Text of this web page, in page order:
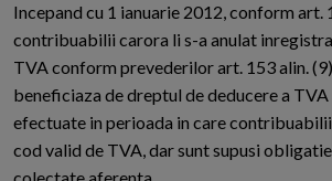
Incepand cu 1 ianuarie 2012, conform art.
contribuabilii carora li s-a anulat
TVA conform prevederilor art. 153 alin. (9)
beneficiaza de dreptul de deducere a
efectuate in perioada in care
cod valid de TVA, dar sunt supusi